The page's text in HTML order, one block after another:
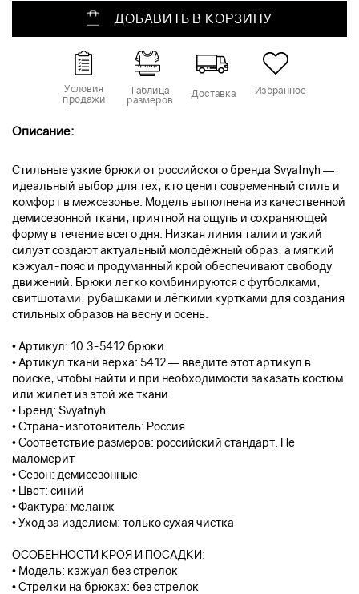
ДОБАВИТЬ В КОРЗИНУ
Условия
продажи
Таблица
размеров
Доставка Избранное
Описание:
Стильные узкие брюки от российского бренда Svyatnyh —
идеальный выбор для тех, кто ценит современный стиль и
комфорт в межсезонье. Модель выполнена из качественной
демисезонной ткани, приятной на ощупь и сохраняющей
форму в течение всего дня. Низкая линия талии и узкий
силуэт создают актуальный молодёжный образ, а мягкий
кэжуал-пояс и продуманный крой обеспечивают свободу
движений. Брюки легко комбинируются с футболками,
свитшотами, рубашками и лёгкими куртками для создания
стильных образов на весну и осень.
• Артикул: 10.3-5412 брюки
• Артикул ткани верха: 5412 — введите этот артикул в
поиске, чтобы найти и при необходимости заказать костюм
или жилет из этой же ткани
• Бренд: Svyatnyh
• Страна-изготовитель: Россия
• Соответствие размеров: российский стандарт. Не
маломерит
• Сезон: демисезонные
• Цвет: синий
• Фактура: меланж
• Уход за изделием: только сухая чистка
ОСОБЕННОСТИ КРОЯ И ПОСАДКИ:
• Модель: кэжуал без стрелок
• Стрелки на брюках: без стрелок